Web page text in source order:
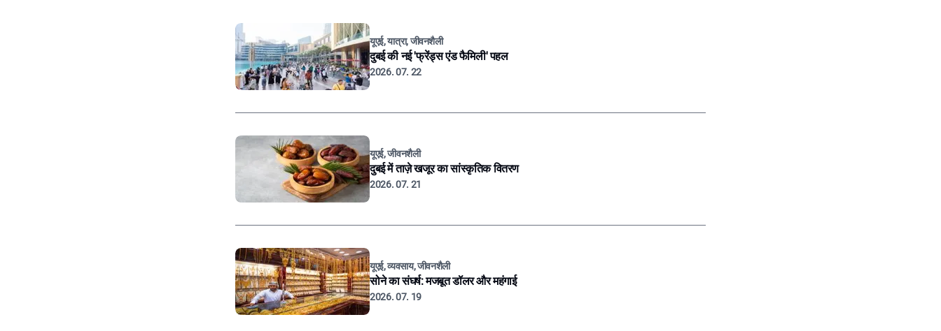
यूएई, यात्रा, जीवनशैली
दुबई की नई 'फ्रेंड्स एंड फैमिली' पहल
2026. 07. 22
यूएई, जीवनशैली
दुबई में ताज़े खजूर का सांस्कृतिक वितरण
2026. 07. 21
यूएई, व्यवसाय, जीवनशैली
सोने का संघर्ष: मजबूत डॉलर और महंगाई
2026. 07. 19